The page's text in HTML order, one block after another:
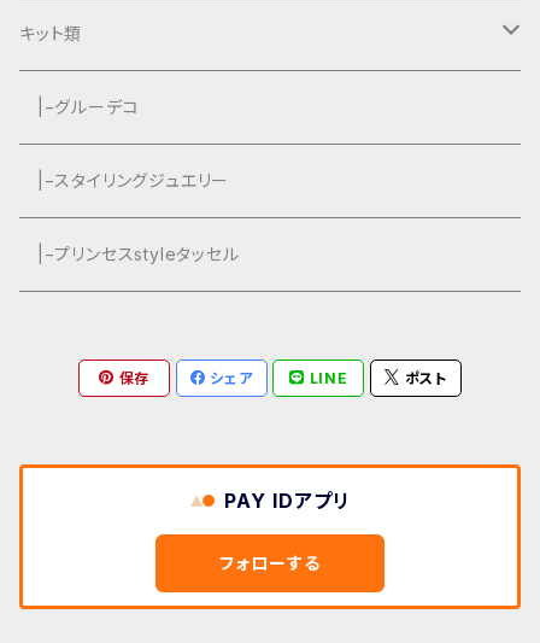
キット類
グルーデコ
|−グルーデコ
|−スタイリングジュエリー
|−プリンセスstyleタッセル
保存 シェア LINE ポスト
PAY IDアプリ
フォローする